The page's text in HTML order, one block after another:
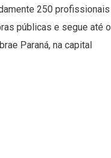
250 profissionais
públicas e segue até o
Paraná, na capital